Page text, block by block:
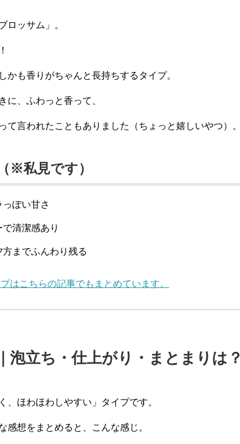
ロッサム」。
しかも香りがちゃんと長持ちするタイプ。
に、ふわっと香って、
て言われたこともありました（ちょっと嬉しいやつ）。
※私見です）
ぽい甘さ
清潔感あり
までふんわり残る
はこちらの記事でもまとめています。
泡立ち・仕上がり・まとまりは？
、ほわほわしやすい」タイプです。
感想をまとめると、こんな感じ。